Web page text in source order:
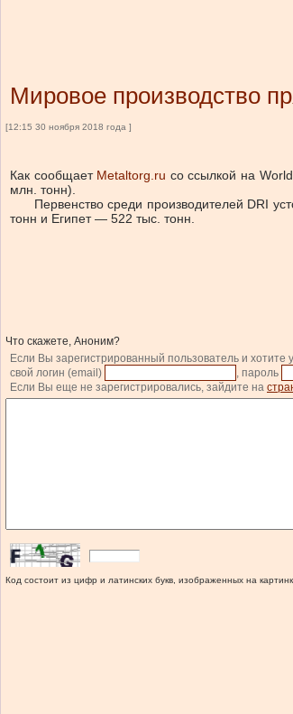
Мировое производство
[12:15 30 ноября 2018 года ]
Как сообщает Metaltorg.ru со ссылкой на
млн. тонн).
Первенство среди производителей DRI
тонн и Египет — 522 тыс. тонн.
Что скажете, Аноним?
Если Вы зарегистрированный пользователь и хотите
свой логин (email)
, пароль
Если Вы еще не зарегистрировались, зайдите на
Код состоит из цифр и латинских букв, изображенных на